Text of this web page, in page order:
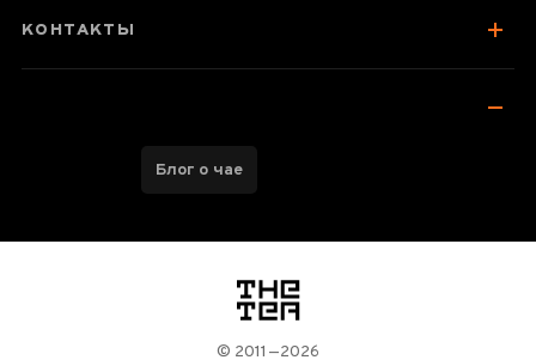
КОНТАКТЫ
Блог о чае
логотип
© 2011—2026